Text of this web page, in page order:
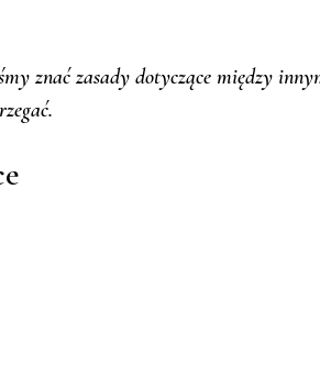
znać zasady dotyczące między